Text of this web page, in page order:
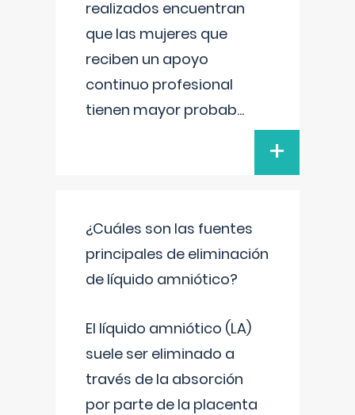
realizados encuentran
que las mujeres que
reciben un apoyo
continuo profesional
tienen mayor probab...
+
¿Cuáles son las fuentes
principales de eliminación
de líquido amniótico?
El líquido amniótico (LA)
suele ser eliminado a
través de la absorción
por parte de la placenta